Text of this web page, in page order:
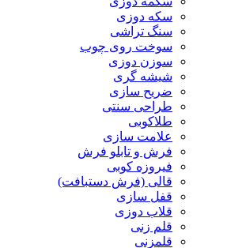
سکه دوزی
سنگ تراشی
سوخت روی چوب
سوزن دوزی
شیشه گری
ضریح سازی
طراحی سنتی
طلاکوبی
علامت سازی
فرش و تابلو فرش
فیروزه کوبی
قالی (فرش دستبافت)
قفل سازی
قلاب دوزی
قلم زنی
قلمزنی